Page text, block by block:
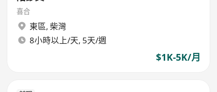
喜合
東區, 柴灣
8小時以上/天, 5天/週
$1K-5K/月